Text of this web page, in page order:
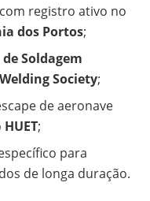
com registro ativo no
dos Portos;
Soldagem
Society;
de aeronave
HUET;
para
de longa duração.